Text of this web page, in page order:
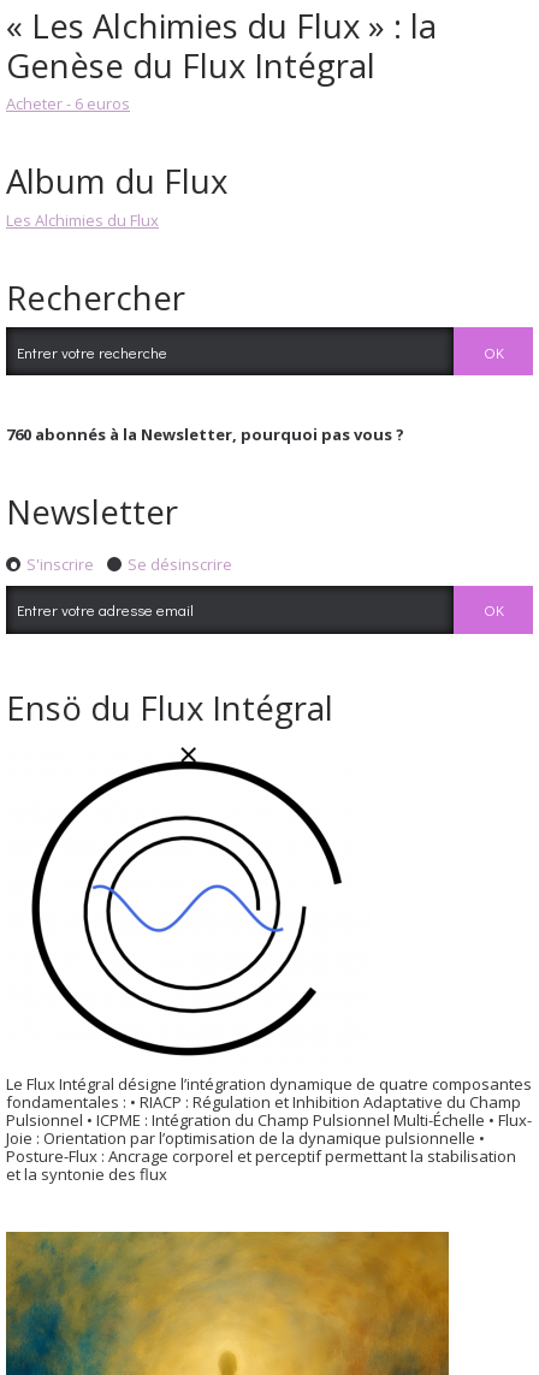
« Les Alchimies du Flux » : la
Genèse du Flux Intégral
Acheter - 6 euros
Album du Flux
Les Alchimies du Flux
Rechercher
760 abonnés à la Newsletter, pourquoi pas vous ?
Newsletter
S'inscrire Se désinscrire
Ensö du Flux Intégral
Le Flux Intégral désigne l’intégration dynamique de quatre composantes
fondamentales : • RIACP : Régulation et Inhibition Adaptative du Champ
Pulsionnel • ICPME : Intégration du Champ Pulsionnel Multi-Échelle • Flux-
Joie : Orientation par l’optimisation de la dynamique pulsionnelle •
Posture-Flux : Ancrage corporel et perceptif permettant la stabilisation
et la syntonie des flux